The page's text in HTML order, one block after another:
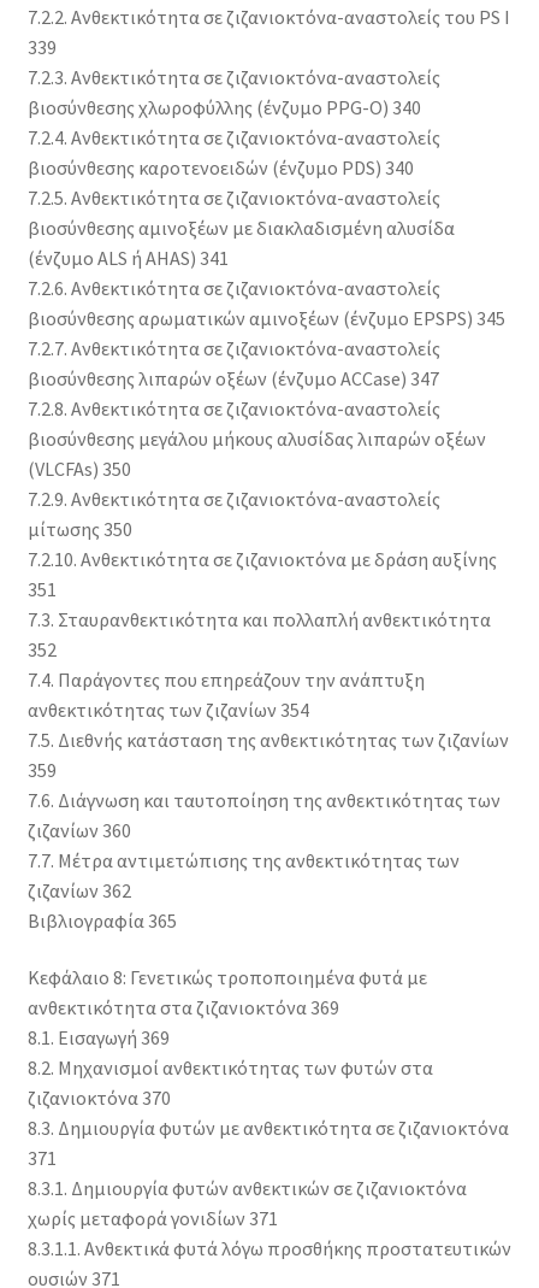
7.2.2. Ανθεκτικότητα σε ζιζανιοκτόνα-αναστολείς του PS I
339
7.2.3. Ανθεκτικότητα σε ζιζανιοκτόνα-αναστολείς
βιοσύνθεσης χλωροφύλλης (ένζυμο PPG-O) 340
7.2.4. Ανθεκτικότητα σε ζιζανιοκτόνα-αναστολείς
βιοσύνθεσης καροτενοειδών (ένζυμο PDS) 340
7.2.5. Ανθεκτικότητα σε ζιζανιοκτόνα-αναστολείς
βιοσύνθεσης αμινοξέων με διακλαδισμένη αλυσίδα
(ένζυμο ALS ή AHAS) 341
7.2.6. Ανθεκτικότητα σε ζιζανιοκτόνα-αναστολείς
βιοσύνθεσης αρωματικών αμινοξέων (ένζυμο EPSPS) 345
7.2.7. Ανθεκτικότητα σε ζιζανιοκτόνα-αναστολείς
βιοσύνθεσης λιπαρών οξέων (ένζυμο ACCase) 347
7.2.8. Ανθεκτικότητα σε ζιζανιοκτόνα-αναστολείς
βιοσύνθεσης μεγάλου μήκους αλυσίδας λιπαρών οξέων
(VLCFAs) 350
7.2.9. Ανθεκτικότητα σε ζιζανιοκτόνα-αναστολείς
μίτωσης 350
7.2.10. Ανθεκτικότητα σε ζιζανιοκτόνα με δράση αυξίνης
351
7.3. Σταυρανθεκτικότητα και πολλαπλή ανθεκτικότητα
352
7.4. Παράγοντες που επηρεάζουν την ανάπτυξη
ανθεκτικότητας των ζιζανίων 354
7.5. Διεθνής κατάσταση της ανθεκτικότητας των ζιζανίων
359
7.6. Διάγνωση και ταυτοποίηση της ανθεκτικότητας των
ζιζανίων 360
7.7. Μέτρα αντιμετώπισης της ανθεκτικότητας των
ζιζανίων 362
Βιβλιογραφία 365
Κεφάλαιο 8: Γενετικώς τροποποιημένα φυτά με
ανθεκτικότητα στα ζιζανιοκτόνα 369
8.1. Εισαγωγή 369
8.2. Μηχανισμοί ανθεκτικότητας των φυτών στα
ζιζανιοκτόνα 370
8.3. Δημιουργία φυτών με ανθεκτικότητα σε ζιζανιοκτόνα
371
8.3.1. Δημιουργία φυτών ανθεκτικών σε ζιζανιοκτόνα
χωρίς μεταφορά γονιδίων 371
8.3.1.1. Ανθεκτικά φυτά λόγω προσθήκης προστατευτικών
ουσιών 371